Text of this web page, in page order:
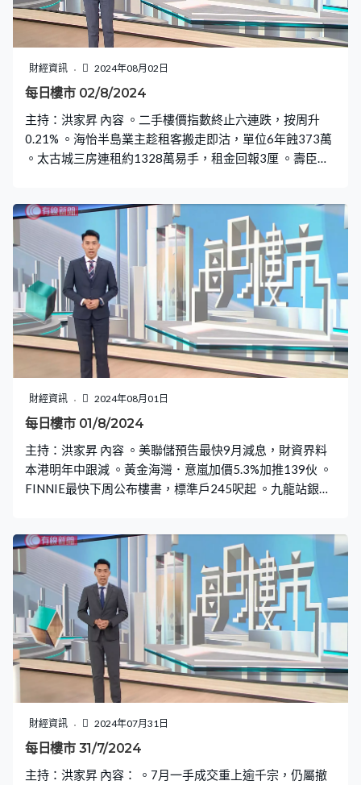
財經資訊 2024年08月02日
每日樓市 02/8/2024
主持：洪家昇 內容 。二手樓價指數終止六連跌，按周升
0.21% 。海怡半島業主趁租客搬走即沽，單位6年蝕373萬
。太古城三房連租約1328萬易手，租金回報3厘 。壽臣山
財經資訊 2024年08月01日
每日樓市 01/8/2024
主持：洪家昇 內容 。美聯儲預告最快9月減息，財資界料
本港明年中跟減 。黃金海灣．意嵐加價5.3%加推139伙 。
FINNIE最快下周公布樓書，標準戶245呎起 。九龍站銀主
財經資訊 2024年07月31日
每日樓市 31/7/2024
主持：洪家昇 內容： 。7月一手成交重上逾千宗，仍屬撤